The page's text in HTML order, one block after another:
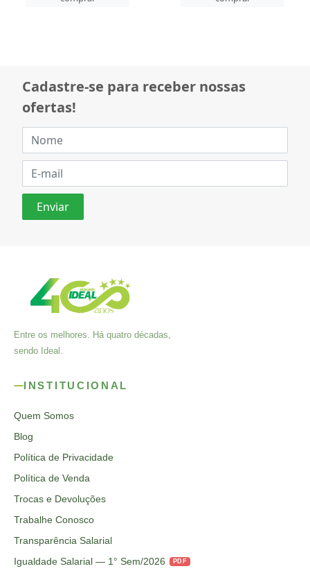
Cadastre-se para receber nossas
ofertas!
Entre os melhores. Há quatro décadas,
sendo Ideal.
INSTITUCIONAL
Quem Somos
Blog
Política de Privacidade
Política de Venda
Trocas e Devoluções
Trabalhe Conosco
Transparência Salarial
Igualdade Salarial — 1° Sem/2026
PDF